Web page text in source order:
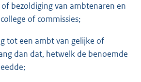
bezoldiging van ambtenaren en
of commissies;
tot een ambt van gelijke of
dan dat, hetwelk de benoemde